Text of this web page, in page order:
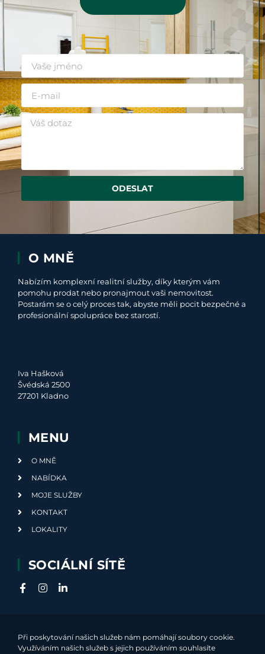
ODESLAT
O MNĚ
Nabízím komplexní realitní služby, díky kterým vám
pomohu prodat nebo pronajmout vaši nemovitost.
Postarám se o celý proces tak, abyste měli pocit bezpečné a
profesionální spolupráce bez starostí.
Iva Hašková
Švédská 2500
27201 Kladno
MENU
O MNĚ
NABÍDKA
MOJE SLUŽBY
KONTAKT
LOKALITY
SOCIÁLNÍ SÍTĚ
Při poskytování našich služeb nám pomáhají soubory cookie.
Využíváním našich služeb s jejich používáním souhlasíte